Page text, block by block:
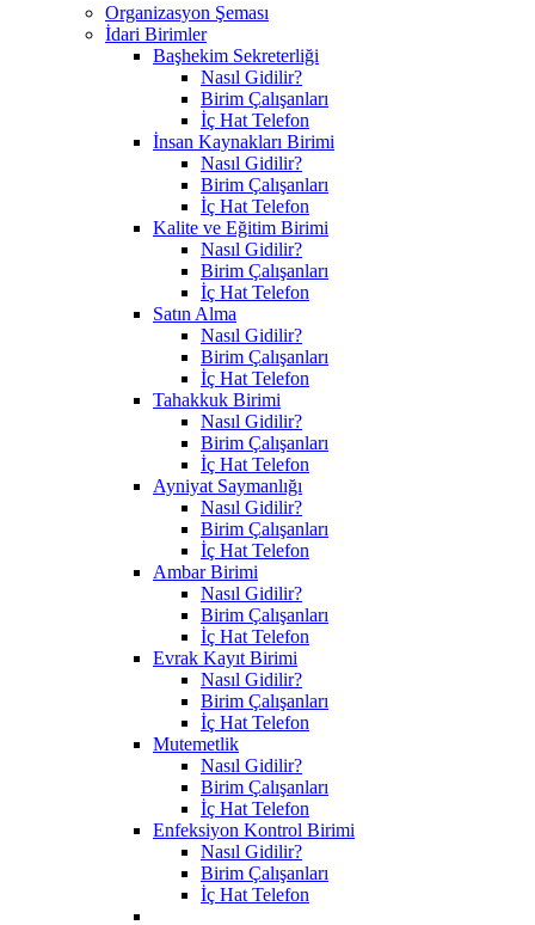
Organizasyon Şeması
İdari Birimler
Başhekim Sekreterliği
Nasıl Gidilir?
Birim Çalışanları
İç Hat Telefon
İnsan Kaynakları Birimi
Nasıl Gidilir?
Birim Çalışanları
İç Hat Telefon
Kalite ve Eğitim Birimi
Nasıl Gidilir?
Birim Çalışanları
İç Hat Telefon
Satın Alma
Nasıl Gidilir?
Birim Çalışanları
İç Hat Telefon
Tahakkuk Birimi
Nasıl Gidilir?
Birim Çalışanları
İç Hat Telefon
Ayniyat Saymanlığı
Nasıl Gidilir?
Birim Çalışanları
İç Hat Telefon
Ambar Birimi
Nasıl Gidilir?
Birim Çalışanları
İç Hat Telefon
Evrak Kayıt Birimi
Nasıl Gidilir?
Birim Çalışanları
İç Hat Telefon
Mutemetlik
Nasıl Gidilir?
Birim Çalışanları
İç Hat Telefon
Enfeksiyon Kontrol Birimi
Nasıl Gidilir?
Birim Çalışanları
İç Hat Telefon